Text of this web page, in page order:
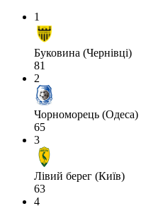
1
Буковина (Чернівці)
81
2
Чорноморець (Одеса)
65
3
Лівий берег (Київ)
63
4